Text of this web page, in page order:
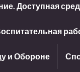
Доступная
и Обороне